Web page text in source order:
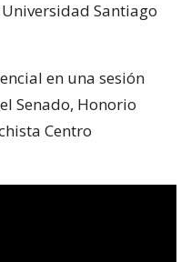
Santiago
en una sesión
Senado, Honorio
Centro